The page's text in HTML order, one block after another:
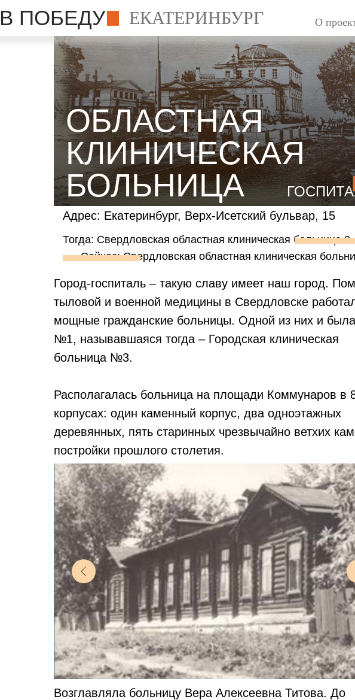
В ПОБЕДУ ЕКАТЕРИНБУРГ О
ОБЛАСТНАЯ
КЛИНИЧЕСКАЯ
БОЛЬНИЦА
№1
Адрес: Екатеринбург, Верх-Исетский бульвар, 15
Тогда: Свердловская областная клиническая больница 3
Сейчас: Свердловская областная клиническая
Город-госпиталь – такую славу имеет наш город.
тыловой и военной медицины в Свердловске
мощные гражданские больницы. Одной из них и
№1, называвшаяся тогда – Городская клиническая
больница №3.
Располагалась больница на площади Коммунаров в
корпусах: один каменный корпус, два одноэтажных
деревянных, пять старинных чрезвычайно ветхих
постройки прошлого столетия.
Возглавляла больницу Вера Алексеевна Титова. До